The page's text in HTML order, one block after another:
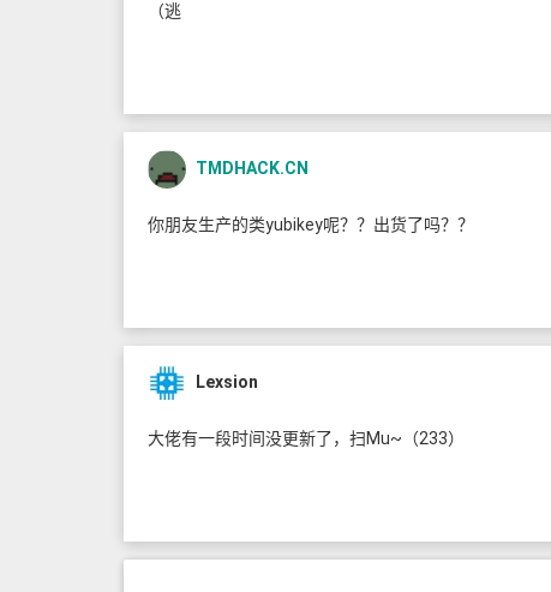
（逃
TMDHACK.CN
你朋友生产的类yubikey呢？？出货了吗？？
Lexsion
大佬有一段时间没更新了，扫Mu~（233）